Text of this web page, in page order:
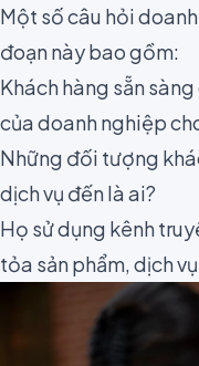
Một số câu hỏi
đoạn này bao gồm:
Khách hàng sẵn
của doanh nghiệp
Những đối tượng
dịch vụ đến là ai?
Họ sử dụng kênh
tỏa sản phẩm, dịch